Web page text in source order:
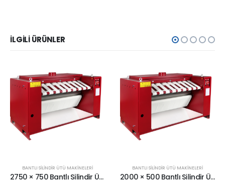
İLGILI ÜRÜNLER
BANTLI SILINDIR ÜTÜ MAKINELERI
2750 × 750 Bantlı Silindir Ütü Makinesi
BANTLI SILINDIR ÜTÜ MAKINELERI
2000 × 500 Bantlı Silindir Ütü Makinesi